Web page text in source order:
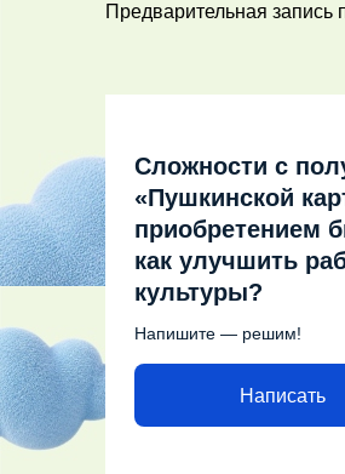
Предварительная запись
Сложности с
«Пушкинской
приобретением
как улучшить
культуры?
Напишите — решим!
Написать